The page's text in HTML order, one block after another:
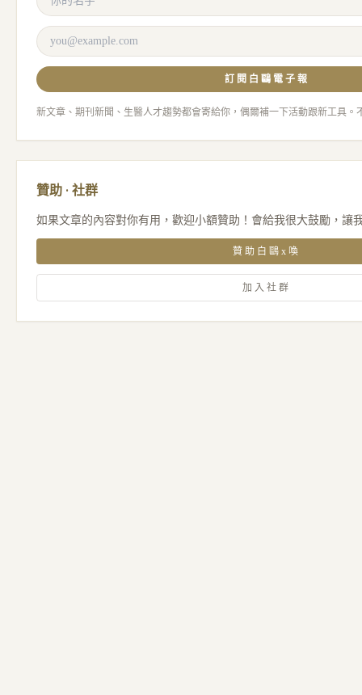
訂閱白鷗電子報
新文章、期刊新聞、生醫人才趨勢都會寄給你，偶爾補一下活動跟新工具。
贊助 · 社群
如果文章的內容對你有用，歡迎小額贊助！會給我很大鼓勵，讓
贊助白鷗x喚
加入社群